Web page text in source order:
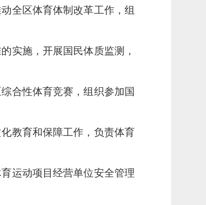
全区体育体制改革工作，组
实施，开展国民体质监测，
合性体育竞赛，组织参加国
教育和保障工作，负责体育
运动项目经营单位安全管理